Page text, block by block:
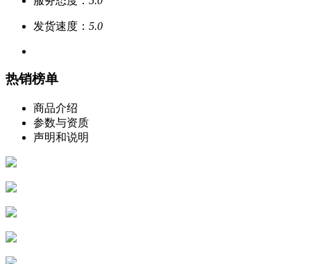
发货速度： 5.0
热销榜单
商品介绍
参数与资质
声明和说明